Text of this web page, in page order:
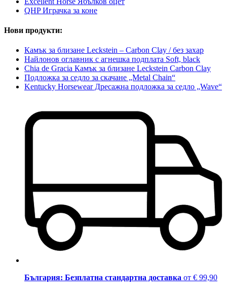
QHP Играчка за коне
Нови продукти:
Камък за близане Leckstein – Carbon Clay / без захар
Найлонов оглавник с агнешка подплата Soft, black
Chia de Gracia Камък за близане Leckstein Carbon Clay
Подложка за седло за скачане „Metal Chain“
Kentucky Horsewear Дресажна подложка за седло „Wave“
България: Безплатна стандартна доставка от € 99,90